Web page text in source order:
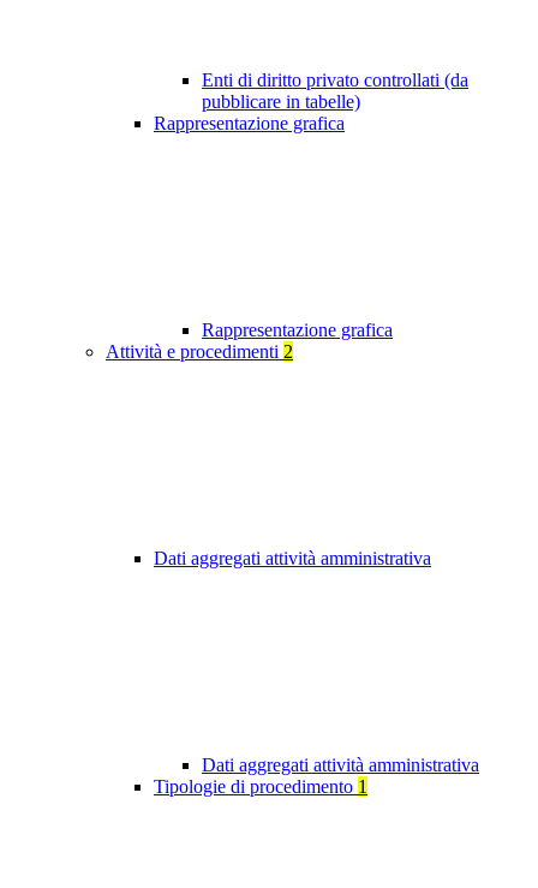
Enti di diritto privato controllati (da
pubblicare in tabelle)
Rappresentazione grafica
Rappresentazione grafica
Attività e procedimenti 2
Dati aggregati attività amministrativa
Dati aggregati attività amministrativa
Tipologie di procedimento 1